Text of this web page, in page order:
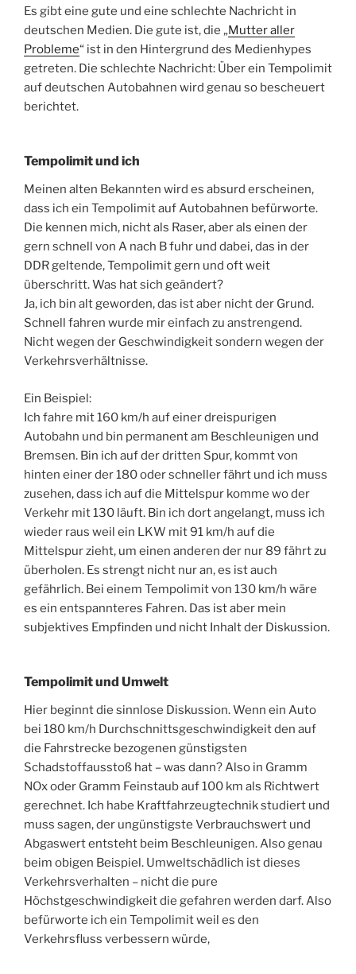
Es gibt eine gute und eine schlechte Nachricht in
deutschen Medien. Die gute ist, die „Mutter aller
Probleme“ ist in den Hintergrund des Medienhypes
getreten. Die schlechte Nachricht: Über ein Tempolimit
auf deutschen Autobahnen wird genau so bescheuert
berichtet.
Tempolimit und ich
Meinen alten Bekannten wird es absurd erscheinen,
dass ich ein Tempolimit auf Autobahnen befürworte.
Die kennen mich, nicht als Raser, aber als einen der
gern schnell von A nach B fuhr und dabei, das in der
DDR geltende, Tempolimit gern und oft weit
überschritt. Was hat sich geändert?
Ja, ich bin alt geworden, das ist aber nicht der Grund.
Schnell fahren wurde mir einfach zu anstrengend.
Nicht wegen der Geschwindigkeit sondern wegen der
Verkehrsverhältnisse.
Ein Beispiel:
Ich fahre mit 160 km/h auf einer dreispurigen
Autobahn und bin permanent am Beschleunigen und
Bremsen. Bin ich auf der dritten Spur, kommt von
hinten einer der 180 oder schneller fährt und ich muss
zusehen, dass ich auf die Mittelspur komme wo der
Verkehr mit 130 läuft. Bin ich dort angelangt, muss ich
wieder raus weil ein LKW mit 91 km/h auf die
Mittelspur zieht, um einen anderen der nur 89 fährt zu
überholen. Es strengt nicht nur an, es ist auch
gefährlich. Bei einem Tempolimit von 130 km/h wäre
es ein entspannteres Fahren. Das ist aber mein
subjektives Empfinden und nicht Inhalt der Diskussion.
Tempolimit und Umwelt
Hier beginnt die sinnlose Diskussion. Wenn ein Auto
bei 180 km/h Durchschnittsgeschwindigkeit den auf
die Fahrstrecke bezogenen günstigsten
Schadstoffausstoß hat – was dann? Also in Gramm
NOx oder Gramm Feinstaub auf 100 km als Richtwert
gerechnet. Ich habe Kraftfahrzeugtechnik studiert und
muss sagen, der ungünstigste Verbrauchswert und
Abgaswert entsteht beim Beschleunigen. Also genau
beim obigen Beispiel. Umweltschädlich ist dieses
Verkehrsverhalten – nicht die pure
Höchstgeschwindigkeit die gefahren werden darf. Also
befürworte ich ein Tempolimit weil es den
Verkehrsfluss verbessern würde,